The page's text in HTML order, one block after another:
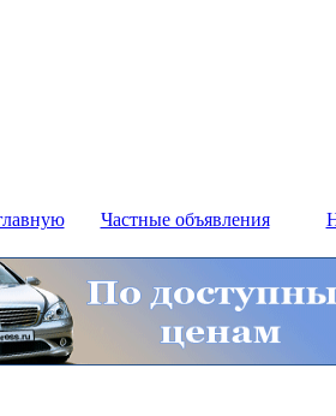
Частные объявления